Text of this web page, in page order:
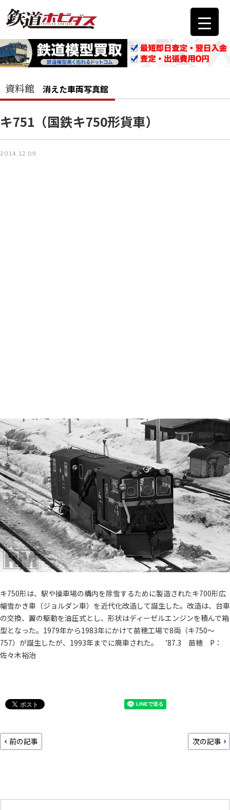
資料館 消えた車両写真館
キ751（国鉄キ750形貨車）
2014.12.09
キ750形は、駅や操車場の構内を除雪するために製造されたキ700形広
幅雪かき車（ジョルダン車）を近代化改造して誕生した。改造は、台車
の交換、翼の駆動を油圧式とし、形状はディーゼルエンジンを積んで箱
型となった。1979年から1983年にかけて苗穂工場で8両（キ750～
757）が誕生したが、1993年までに廃車された。 ’87.3 苗穂 P：
佐々木裕治
前の記事 次の記事